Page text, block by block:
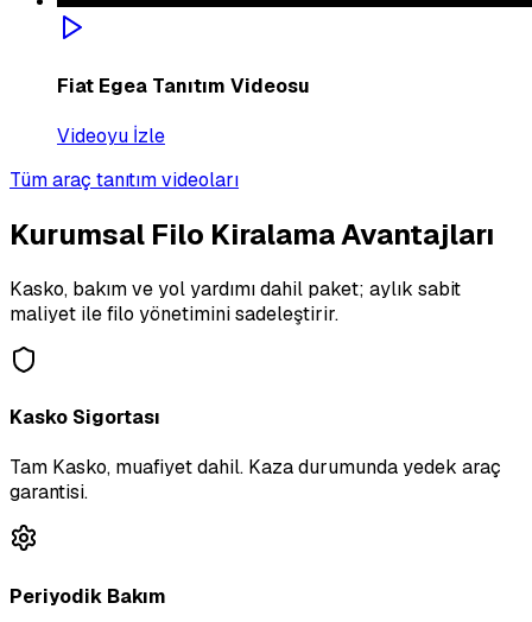
Fiat Egea Tanıtım Videosu
Videoyu İzle
Tüm araç tanıtım videoları
Kurumsal Filo Kiralama Avantajları
Kasko, bakım ve yol yardımı dahil paket; aylık sabit
maliyet ile filo yönetimini sadeleştirir.
Kasko Sigortası
Tam Kasko, muafiyet dahil. Kaza durumunda yedek araç
garantisi.
Periyodik Bakım